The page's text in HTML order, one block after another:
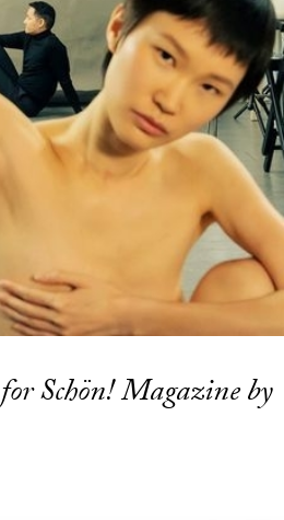
for Schön! Magazine by